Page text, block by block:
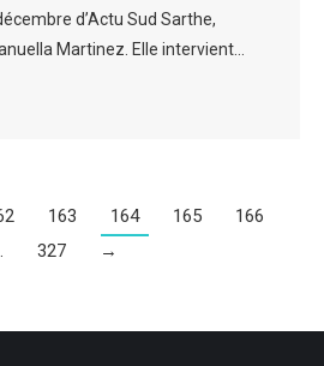
d’Actu Sud Sarthe,
Martinez. Elle intervient…
163 164 165
166
327 →